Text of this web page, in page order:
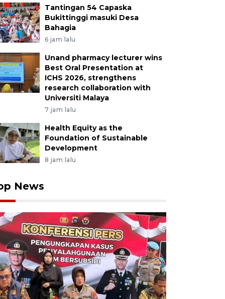
Tantingan 54 Capaska
Bukittinggi masuki Desa
Bahagia
6 jam lalu
Unand pharmacy lecturer wins
Best Oral Presentation at
ICHS 2026, strengthens
research collaboration with
Universiti Malaya
7 jam lalu
Health Equity as the
Foundation of Sustainable
Development
8 jam lalu
News